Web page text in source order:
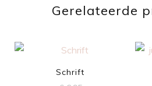
Gerelateerde
Schrift